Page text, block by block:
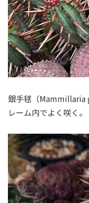
銀手毬（Mammillaria
レーム内でよく咲く。